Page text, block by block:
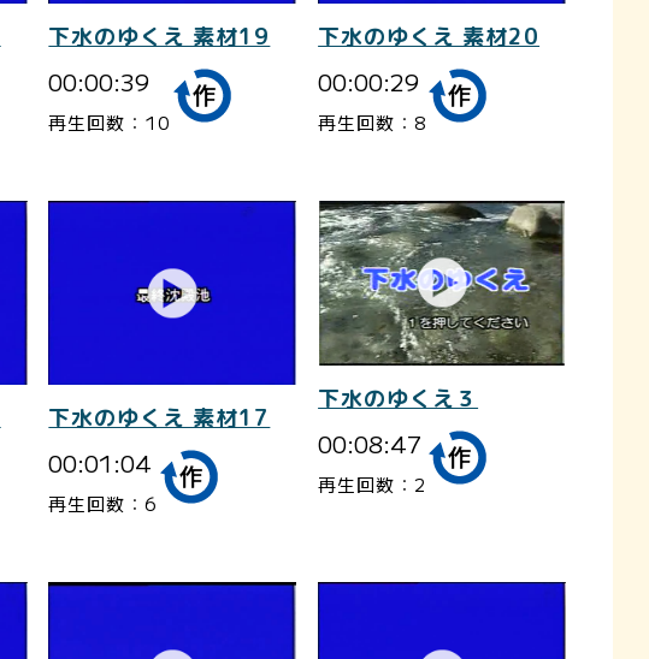
下水のゆくえ 素材19
00:00:39
再生回数：10
下水のゆくえ 素材20
00:00:29
再生回数：8
下水のゆくえ 素材17
00:01:04
再生回数：6
下水のゆくえ３
00:08:47
再生回数：2